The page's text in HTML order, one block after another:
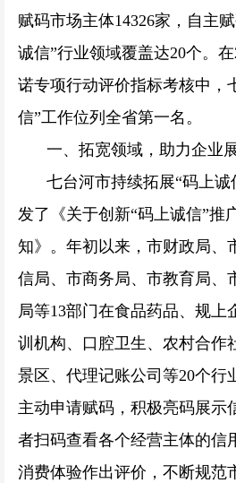
赋码市场主体14326家，自主
诚信”行业领域覆盖达20个。
诺专项行动评价指标考核中，
信”工作位列全省第一名。
一、拓宽领域，助力企业
七台河市持续拓展“码上
发了《关于创新“码上诚信”推
知》。年初以来，市财政局、
信局、市商务局、市教育局、
局等13部门在食品药品、规上
训机构、口腔卫生、农村合作
景区、代理记账公司等20个行
主动申请赋码，积极亮码展示
者扫码查看各个经营主体的信
消费体验作出评价，不断规范